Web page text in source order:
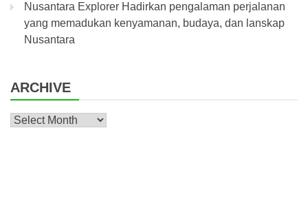
Nusantara Explorer Hadirkan pengalaman perjalanan
yang memadukan kenyamanan, budaya, dan lanskap
Nusantara
ARCHIVE
Archive